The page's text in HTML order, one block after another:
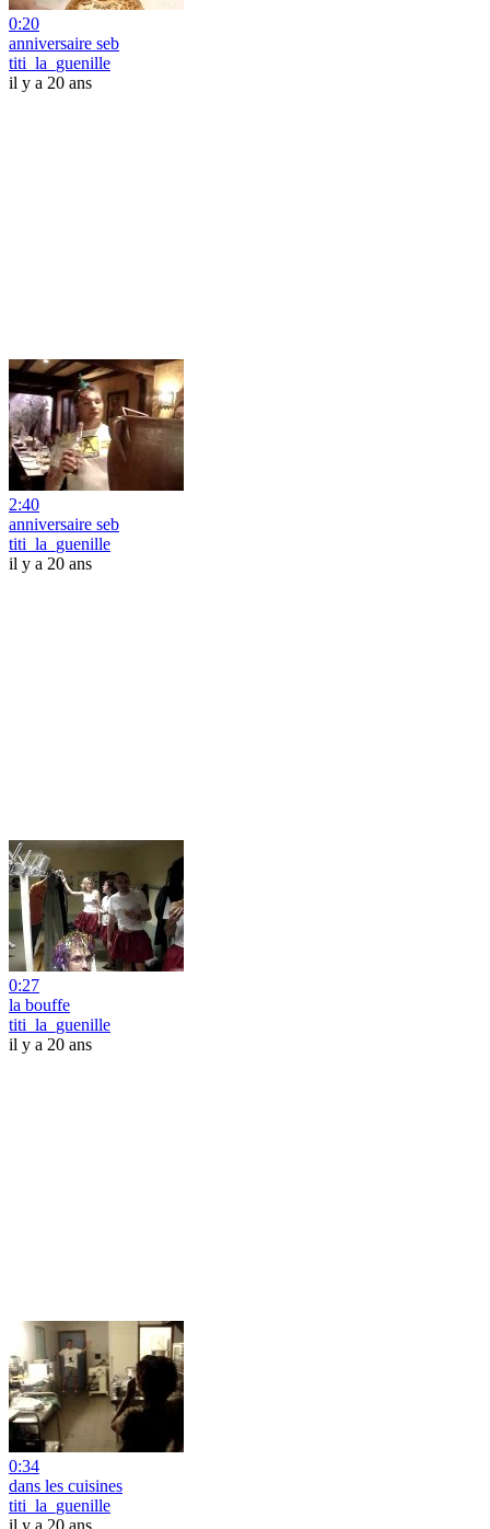
0:20
anniversaire seb
titi_la_guenille
il y a 20 ans
2:40
anniversaire seb
titi_la_guenille
il y a 20 ans
0:27
la bouffe
titi_la_guenille
il y a 20 ans
0:34
dans les cuisines
titi_la_guenille